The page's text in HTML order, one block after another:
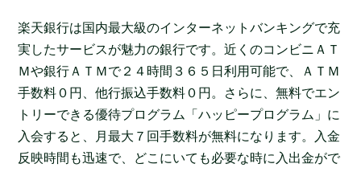
楽天銀行は国内最大級のインターネットバンキングで充
実したサービスが魅力の銀行です。近くのコンビニＡＴ
Ｍや銀行ＡＴＭで２４時間３６５日利用可能で、ＡＴＭ
手数料０円、他行振込手数料０円。さらに、無料でエン
トリーできる優待プログラム「ハッピープログラム」に
入会すると、月最大７回手数料が無料になります。入金
反映時間も迅速で、どこにいても必要な時に入出金がで